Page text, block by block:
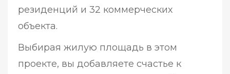
резиденций и 32 коммерческих
объекта.
Выбирая жилую площадь в этом
проекте, вы добавляете счастье к